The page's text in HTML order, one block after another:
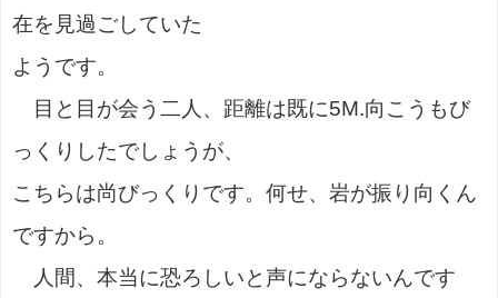
在を見過ごしていた
ようです。
目と目が会う二人、距離は既に5M.向こうもび
っくりしたでしょうが、
こちらは尚びっくりです。何せ、岩が振り向くん
ですから。
人間、本当に恐ろしいと声にならないんです